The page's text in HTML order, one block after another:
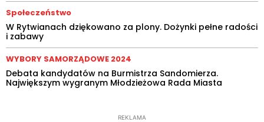
Społeczeństwo
W Rytwianach dziękowano za plony. Dożynki pełne radości
i zabawy
WYBORY SAMORZĄDOWE 2024
Debata kandydatów na Burmistrza Sandomierza.
Największym wygranym Młodzieżowa Rada Miasta
REKLAMA